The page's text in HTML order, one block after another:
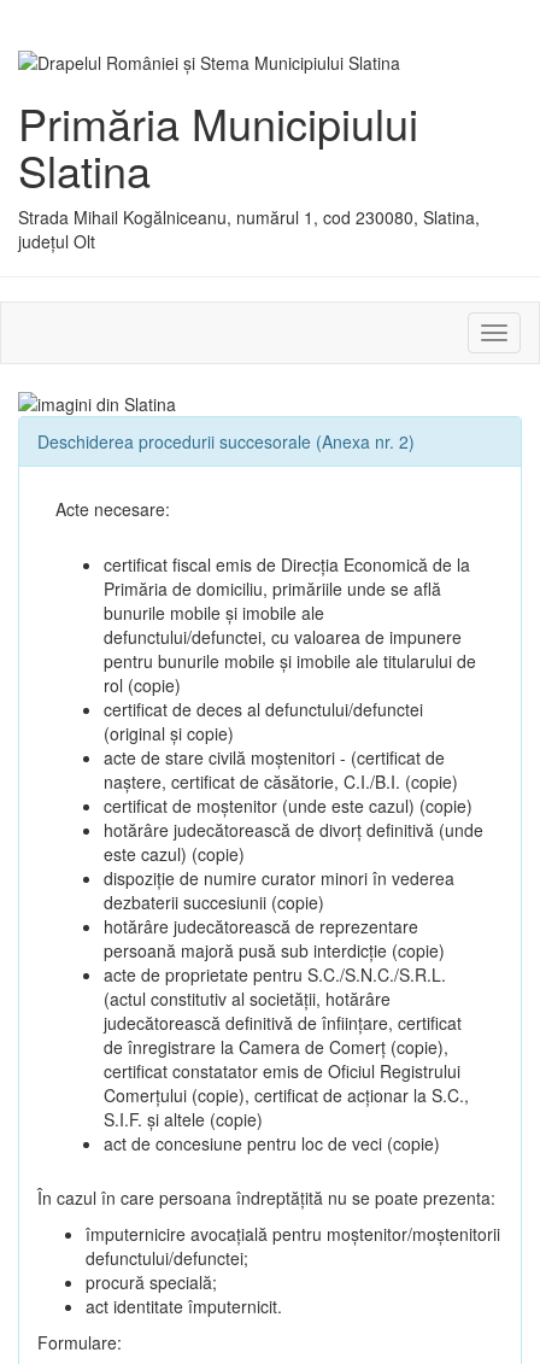
Primăria Municipiului
Slatina
Strada Mihail Kogălniceanu, numărul 1, cod 230080, Slatina,
județul Olt
sau
Deschiderea procedurii succesorale (Anexa nr. 2)
Acte necesare:
certificat fiscal emis de Direcția Economică de la
Primăria de domiciliu, primăriile unde se află
bunurile mobile și imobile ale
defunctului/defunctei, cu valoarea de impunere
pentru bunurile mobile și imobile ale titularului de
rol (copie)
certificat de deces al defunctului/defunctei
(original și copie)
acte de stare civilă moștenitori - (certificat de
naștere, certificat de căsătorie, C.I./B.I. (copie)
certificat de moștenitor (unde este cazul) (copie)
hotărâre judecătorească de divorț definitivă (unde
este cazul) (copie)
dispoziție de numire curator minori în vederea
dezbaterii succesiunii (copie)
hotărâre judecătorească de reprezentare
persoană majoră pusă sub interdicție (copie)
acte de proprietate pentru S.C./S.N.C./S.R.L.
(actul constitutiv al societății, hotărâre
judecătorească definitivă de înființare, certificat
de înregistrare la Camera de Comerț (copie),
certificat constatator emis de Oficiul Registrului
Comerțului (copie), certificat de acționar la S.C.,
S.I.F. și altele (copie)
act de concesiune pentru loc de veci (copie)
În cazul în care persoana îndreptățită nu se poate prezenta:
împuternicire avocațială pentru moștenitor/moștenitorii
defunctului/defunctei;
procură specială;
act identitate împuternicit.
Formulare: